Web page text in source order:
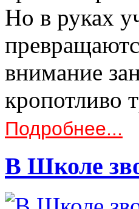
Но в руках
внимание
кропотливо
Подробнее...
В Школе